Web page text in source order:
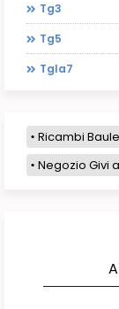
Tg3
Tg5
Tgla7
Ricambi
Negozio Givi